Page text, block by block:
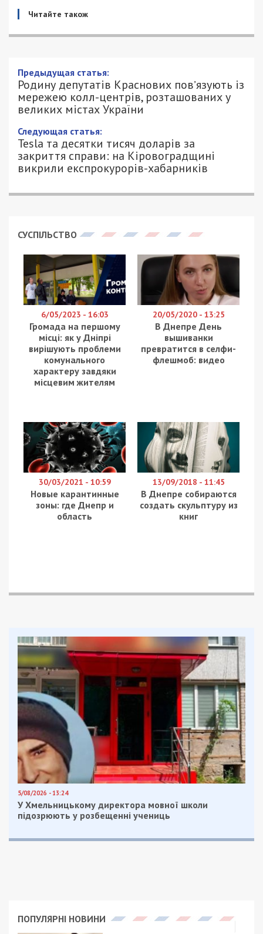
Читайте також
Родину депутатів Краснових
повʼязують із мережею колл-центрів,
розташованих у великих містах
23/06/2026 - 8:25
ПЕТРО ЩУКІН - СПЕЦИАЛЬНО ДЛЯ
49000.COM.UA
Родину депутатів Краснових (Загіда та його
сина Руслана) повʼязують із мережею колл-
центрів, розташованих у великих містах
України. Про це повідомляє
інтернет-видання“Дніпро Головне”.
працюють у Одесі, 6 – у Києві, і 4 –
безпосередньо у Дніпрі. За свідченнями джерела
редакції, мережа першопочатково нібито була
орієнтована на дзвінки клієнтам російського
“Сбербанку”, але зараз є відомості про
відпрацювання з цих колл-центрів і жителів країн
Європи.
Щодо контролю за діяльністю мережі передусім
Ця інформація заслуговує особливої уваги з
війни.І джерела додаткових доходів були
довгий час незрозумілими – під час
повномасштабної війни переважна кількість
бізнесів почуває себе значно гірше, ніж до 2022
року. Виявилось, що мова про банальні колл-
центри, які “працюють” з пенсіонерами, в тому
числі останнім часом нібито промишляють на
контактах із європейськими мешканцями.
Легалізація значної частини набутого майна за
час повномасштабної війни найвірогідніше
відбувається через оформлення активів та
доходів безпосередньо на Руслана
Краснова,який має право не декларувати свої
доходи та майно як нібито діючий
військовослужбовець ЗСУ.
облради.